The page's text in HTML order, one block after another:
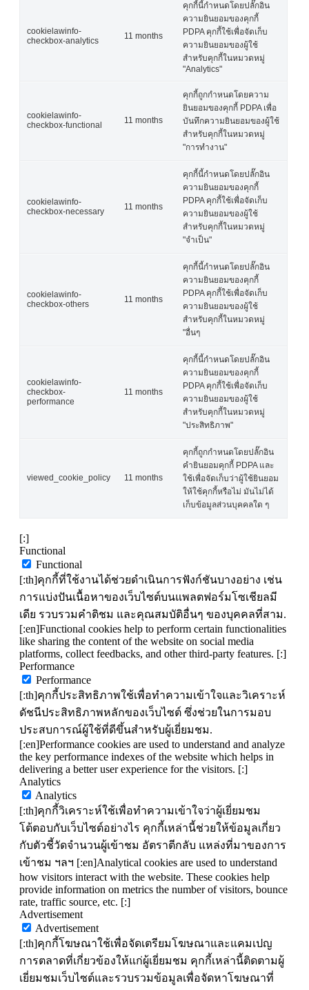
cookielawinfo-
checkbox-analytics
11 months
คุกกี้นี้กำหนดโดยปลั๊กอิน
ความยินยอมของคุกกี้
PDPA คุกกี้ใช้เพื่อจัดเก็บ
ความยินยอมของผู้ใช้
สำหรับคุกกี้ในหมวดหมู่
"Analytics"
cookielawinfo-
checkbox-functional
11 months
คุกกี้ถูกกำหนดโดยความ
ยินยอมของคุกกี้ PDPA เพื่อ
บันทึกความยินยอมของผู้ใช้
สำหรับคุกกี้ในหมวดหมู่
"การทำงาน"
cookielawinfo-
checkbox-necessary
11 months
คุกกี้นี้กำหนดโดยปลั๊กอิน
ความยินยอมของคุกกี้
PDPA คุกกี้ใช้เพื่อจัดเก็บ
ความยินยอมของผู้ใช้
สำหรับคุกกี้ในหมวดหมู่
"จำเป็น"
cookielawinfo-
checkbox-others
11 months
คุกกี้นี้กำหนดโดยปลั๊กอิน
ความยินยอมของคุกกี้
PDPA คุกกี้ใช้เพื่อจัดเก็บ
ความยินยอมของผู้ใช้
สำหรับคุกกี้ในหมวดหมู่
"อื่นๆ
cookielawinfo-
checkbox-
performance
11 months
คุกกี้นี้กำหนดโดยปลั๊กอิน
ความยินยอมของคุกกี้
PDPA คุกกี้ใช้เพื่อจัดเก็บ
ความยินยอมของผู้ใช้
สำหรับคุกกี้ในหมวดหมู่
"ประสิทธิภาพ"
viewed_cookie_policy 11 months
คุกกี้ถูกกำหนดโดยปลั๊กอิน
คำยินยอมคุกกี้ PDPA และ
ใช้เพื่อจัดเก็บว่าผู้ใช้ยินยอม
ให้ใช้คุกกี้หรือไม่ มันไม่ได้
เก็บข้อมูลส่วนบุคคลใด ๆ
[:]
Functional
Functional
[:th]คุกกี้ที่ใช้งานได้ช่วยดำเนินการฟังก์ชันบางอย่าง เช่น
การแบ่งปันเนื้อหาของเว็บไซต์บนแพลตฟอร์มโซเชียลมี
เดีย รวบรวมคำติชม และคุณสมบัติอื่นๆ ของบุคคลที่สาม.
[:en]Functional cookies help to perform certain functionalities
like sharing the content of the website on social media
platforms, collect feedbacks, and other third-party features. [:]
Performance
Performance
[:th]คุกกี้ประสิทธิภาพใช้เพื่อทำความเข้าใจและวิเคราะห์
ดัชนีประสิทธิภาพหลักของเว็บไซต์ ซึ่งช่วยในการมอบ
ประสบการณ์ผู้ใช้ที่ดีขึ้นสำหรับผู้เยี่ยมชม.
[:en]Performance cookies are used to understand and analyze
the key performance indexes of the website which helps in
delivering a better user experience for the visitors. [:]
Analytics
Analytics
[:th]คุกกี้วิเคราะห์ใช้เพื่อทำความเข้าใจว่าผู้เยี่ยมชม
โต้ตอบกับเว็บไซต์อย่างไร คุกกี้เหล่านี้ช่วยให้ข้อมูลเกี่ยว
กับตัวชี้วัดจำนวนผู้เข้าชม อัตราตีกลับ แหล่งที่มาของการ
เข้าชม ฯลฯ [:en]Analytical cookies are used to understand
how visitors interact with the website. These cookies help
provide information on metrics the number of visitors, bounce
rate, traffic source, etc. [:]
Advertisement
Advertisement
[:th]คุกกี้โฆษณาใช้เพื่อจัดเตรียมโฆษณาและแคมเปญ
การตลาดที่เกี่ยวข้องให้แก่ผู้เยี่ยมชม คุกกี้เหล่านี้ติดตามผู้
เยี่ยมชมเว็บไซต์และรวบรวมข้อมูลเพื่อจัดหาโฆษณาที่